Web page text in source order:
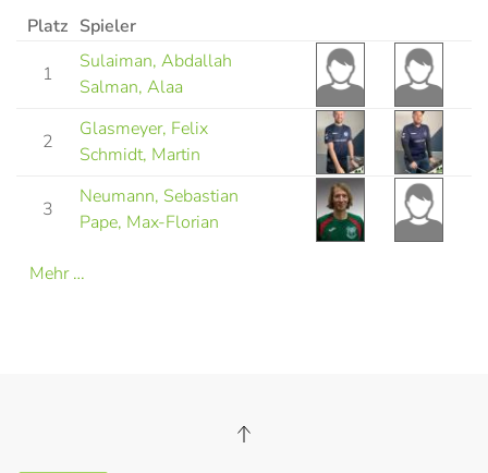
Platz Spieler
1
Sulaiman, Abdallah
Salman, Alaa
2
Glasmeyer, Felix
Schmidt, Martin
3
Neumann, Sebastian
Pape, Max-Florian
Mehr …